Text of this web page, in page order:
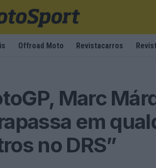
Offroad Moto Revistacarros
Marc
em
no DRS”